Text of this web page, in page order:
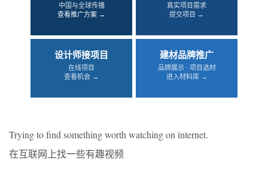
中国与全球传播
查看推广方案 →
真实项目需求
提交项目 →
设计师接项目
在线项目
查看机会 →
建材品牌推广
品牌展示 · 项目选材
进入材料库 →
Trying to find something worth watching on internet.
在互联网上找一些有趣视频